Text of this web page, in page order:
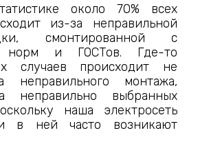
около 70% всех
из-за неправильной
смонтированной с
норм и ГОСТов. Где-то
случаев происходит не
неправильного монтажа,
неправильно выбранных
наша электросеть
и в ней часто возникают